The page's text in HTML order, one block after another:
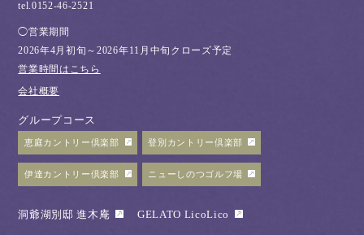
tel.0152-46-2521
◯営業期間
2026年4月初旬～2026年11月中旬クローズ予定
営業時間はこちら
会社概要
グループコース
恵庭カントリー倶楽部 登別カントリー倶楽部
伊達カントリー倶楽部 ニューしのつゴルフ場
洞爺湖別邸 進木庵 GELATO LicoLico